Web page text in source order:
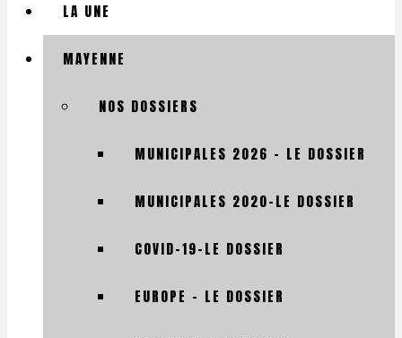
LA UNE
MAYENNE
NOS DOSSIERS
MUNICIPALES 2026 – LE DOSSIER
MUNICIPALES 2020-LE DOSSIER
COVID-19-LE DOSSIER
EUROPE – LE DOSSIER